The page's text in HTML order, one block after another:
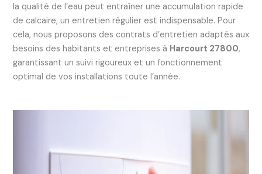
la qualité de l’eau peut entraîner une accumulation rapide
de calcaire, un entretien régulier est indispensable. Pour
cela, nous proposons des contrats d’entretien adaptés aux
besoins des habitants et entreprises à Harcourt 27800,
garantissant un suivi rigoureux et un fonctionnement
optimal de vos installations toute l’année.